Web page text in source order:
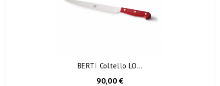
BERTI Coltello LO...
90,00 €